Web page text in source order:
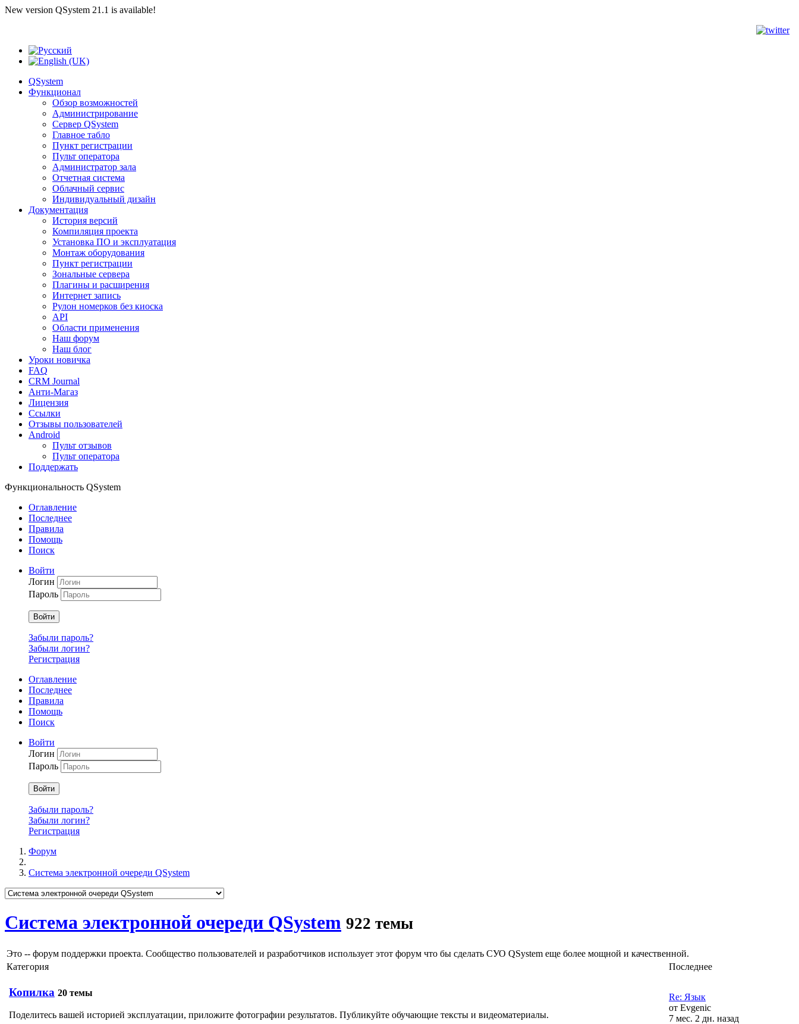
New version QSystem 21.1 is available!
QSystem
Функционал
Обзор возможностей
Администрирование
Сервер QSystem
Главное табло
Пункт регистрации
Пульт оператора
Администратор зала
Отчетная система
Облачный сервис
Индивидуальный дизайн
Документация
История версий
Компиляция проекта
Установка ПО и эксплуатация
Монтаж оборудования
Пункт регистрации
Зональные сервера
Плагины и расширения
Интернет запись
Рулон номерков без киоска
API
Области применения
Наш форум
Наш блог
Уроки новичка
FAQ
CRM Journal
Анти-Магаз
Лицензия
Ссылки
Отзывы пользователей
Android
Пульт отзывов
Пульт оператора
Поддержать
Функциональность QSystem
Оглавление
Последнее
Правила
Помощь
Поиск
Войти
Логин
Пароль
Войти
Забыли пароль?
Забыли логин?
Регистрация
Оглавление
Последнее
Правила
Помощь
Поиск
Войти
Логин
Пароль
Войти
Забыли пароль?
Забыли логин?
Регистрация
Форум
Система электронной очереди QSystem
Система электронной очереди QSystem 922 темы
Это -- форум поддержки проекта. Сообщество пользователей и разработчиков использует этот форум что бы сделать СУО QSystem еще более мощной и качественной.
Категория
Последнее
Копилка 20 темы
Поделитесь вашей историей эксплуатации, приложите фотографии результатов. Публикуйте обучающие тексты и видеоматериалы.
Re: Язык
от Evgenic
7 мес. 2 дн. назад